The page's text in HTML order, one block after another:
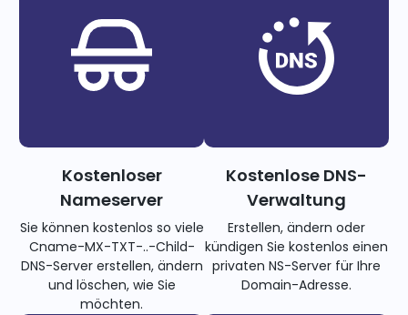
Kostenloser
Nameserver
Sie können kostenlos so viele
Cname-MX-TXT-..-Child-
DNS-Server erstellen, ändern
und löschen, wie Sie
möchten.
Kostenlose DNS-
Verwaltung
Erstellen, ändern oder
kündigen Sie kostenlos einen
privaten NS-Server für Ihre
Domain-Adresse.